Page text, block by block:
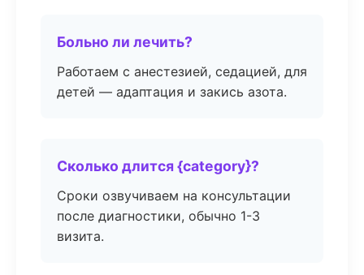
Больно ли лечить?
Работаем с анестезией, седацией, для
детей — адаптация и закись азота.
Сколько длится {category}?
Сроки озвучиваем на консультации
после диагностики, обычно 1-3
визита.